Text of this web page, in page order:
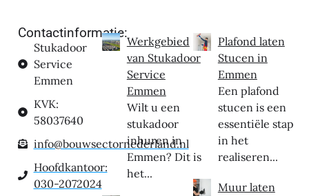
Contactinformatie:
Stukadoor
Service
Emmen
KVK:
58037640
info@bouwsectornederland.nl
Hoofdkantoor:
030-2072024
Werkgebied
van Stukadoor
Service
Emmen
Wilt u een
stukadoor
inhuren in
Emmen? Dit is
het...
Plafond laten
Stucen in
Emmen
Een plafond
stucen is een
essentiële stap
in het
realiseren...
Muur laten